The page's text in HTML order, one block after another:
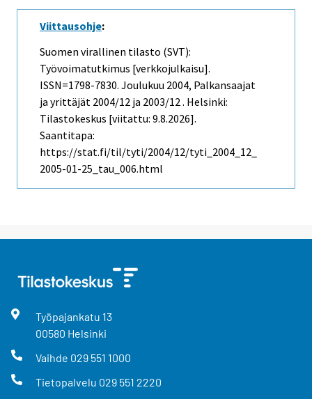
Viittausohje:
Suomen virallinen tilasto (SVT):
Työvoimatutkimus [verkkojulkaisu].
ISSN=1798-7830. Joulukuu 2004, Palkansaajat
ja yrittäjät 2004/12 ja 2003/12 . Helsinki:
Tilastokeskus [viitattu: 9.8.2026].
Saantitapa:
https://stat.fi/til/tyti/2004/12/tyti_2004_12_
2005-01-25_tau_006.html
Työpajankatu 13
00580 Helsinki
Vaihde 029 551 1000
Tietopalvelu 029 551 2220